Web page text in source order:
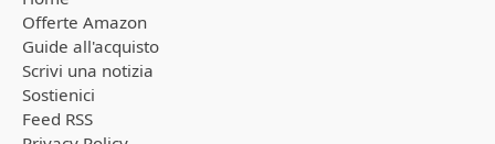
Offerte Amazon
Guide all'acquisto
Scrivi una notizia
Sostienici
Feed RSS